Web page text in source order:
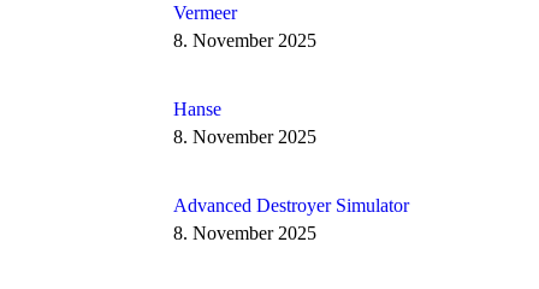
Vermeer
8. November 2025
Hanse
8. November 2025
Advanced Destroyer Simulator
8. November 2025